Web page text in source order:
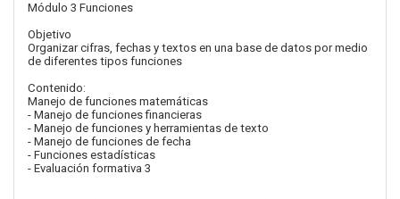
Módulo 3 Funciones
Objetivo
Organizar cifras, fechas y textos en una base de datos por medio
de diferentes tipos funciones
Contenido:
Manejo de funciones matemáticas
- Manejo de funciones financieras
- Manejo de funciones y herramientas de texto
- Manejo de funciones de fecha
- Funciones estadísticas
- Evaluación formativa 3